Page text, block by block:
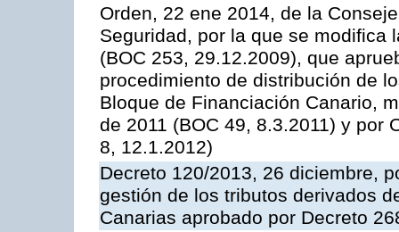
Orden, 22 ene 2014, de la
Seguridad, por la que se modifica
(BOC 253, 29.12.2009), que
procedimiento de distribución de
Bloque de Financiación Canario,
de 2011 (BOC 49, 8.3.2011) y por
8, 12.1.2012)
Decreto 120/2013, 26 diciembre,
gestión de los tributos derivados
Canarias aprobado por Decreto